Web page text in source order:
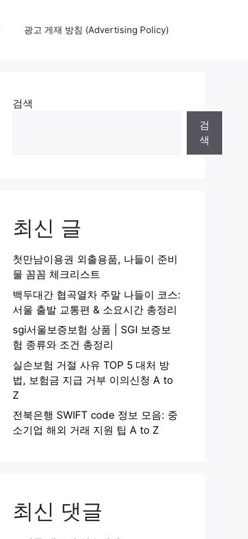
광고 게재 방침 (Advertising Policy)
검색
검
색
최신 글
첫만남이용권 외출용품, 나들이 준비
물 꼼꼼 체크리스트
백두대간 협곡열차 주말 나들이 코스:
서울 출발 교통편 & 소요시간 총정리
sgi서울보증보험 상품 | SGI 보증보
험 종류와 조건 총정리
실손보험 거절 사유 TOP 5 대처 방
법, 보험금 지급 거부 이의신청 A to
Z
전북은행 SWIFT code 정보 모음: 중
소기업 해외 거래 지원 팁 A to Z
최신 댓글